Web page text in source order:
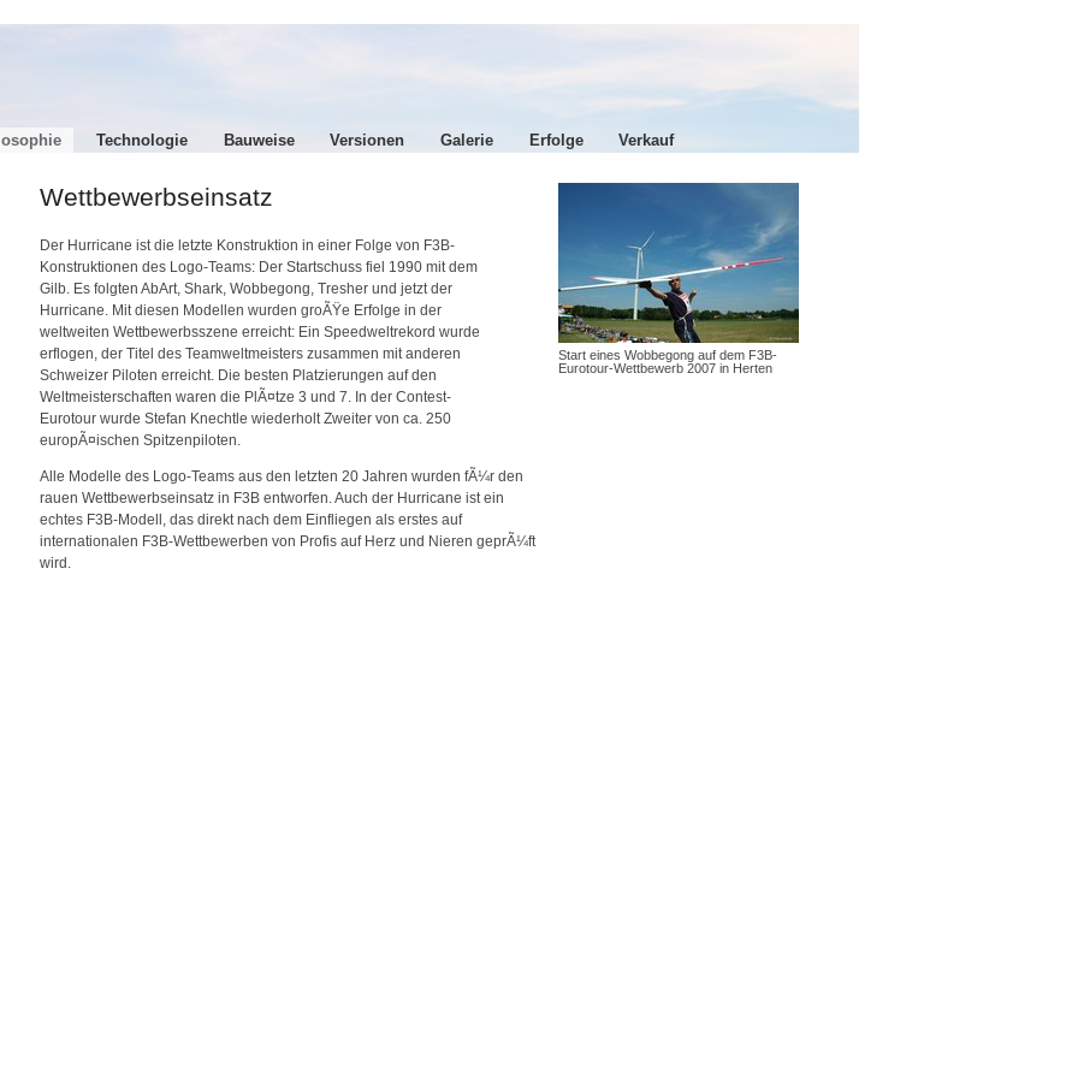
Technologie Bauweise Versionen Galerie Erfolge Verkauf
Start eines Wobbegong auf dem F3B-
Eurotour-Wettbewerb 2007 in Herten
Wettbewerbseinsatz
Der Hurricane ist die letzte Konstruktion in einer Folge von F3B-
Konstruktionen des Logo-Teams: Der Startschuss fiel 1990 mit dem
Gilb. Es folgten AbArt, Shark, Wobbegong, Tresher und jetzt der
Hurricane. Mit diesen Modellen wurden groÃŸe Erfolge in der
weltweiten Wettbewerbsszene erreicht: Ein Speedweltrekord wurde
erflogen, der Titel des Teamweltmeisters zusammen mit anderen
Schweizer Piloten erreicht. Die besten Platzierungen auf den
Weltmeisterschaften waren die PlÃ¤tze 3 und 7. In der Contest-
Eurotour wurde Stefan Knechtle wiederholt Zweiter von ca. 250
europÃ¤ischen Spitzenpiloten.
Alle Modelle des Logo-Teams aus den letzten 20 Jahren wurden fÃ¼r den
rauen Wettbewerbseinsatz in F3B entworfen. Auch der Hurricane ist ein
echtes F3B-Modell, das direkt nach dem Einfliegen als erstes auf
internationalen F3B-Wettbewerben von Profis auf Herz und Nieren geprÃ¼ft
wird.